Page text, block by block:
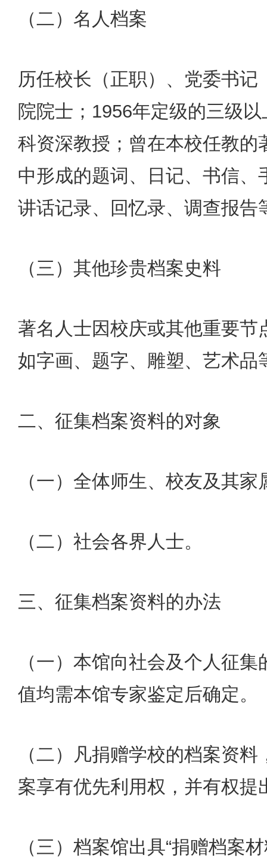
（二）名人档案
历任校长（正职）、党委书
院院士；1956年定级的三级
科资深教授；曾在本校任教
中形成的题词、日记、书信
讲话记录、回忆录、调查报告
（三）其他珍贵档案史料
著名人士因校庆或其他重要
如字画、题字、雕塑、艺术品
二、征集档案资料的对象
（一）全体师生、校友及其家
（二）社会各界人士。
三、征集档案资料的办法
（一）本馆向社会及个人征
值均需本馆专家鉴定后确定。
（二）凡捐赠学校的档案资
案享有优先利用权，并有权提
（三）档案馆出具“捐赠档案